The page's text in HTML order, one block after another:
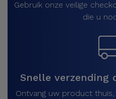
Gebruik onze veilige
die u
Snelle verzending
Ontvang uw product